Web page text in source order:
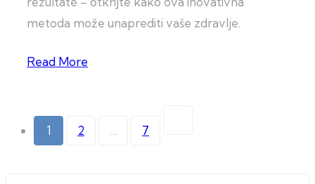
metoda može unaprediti vaše zdravlje.
Read More
Paginacija
članaka
1 2 7